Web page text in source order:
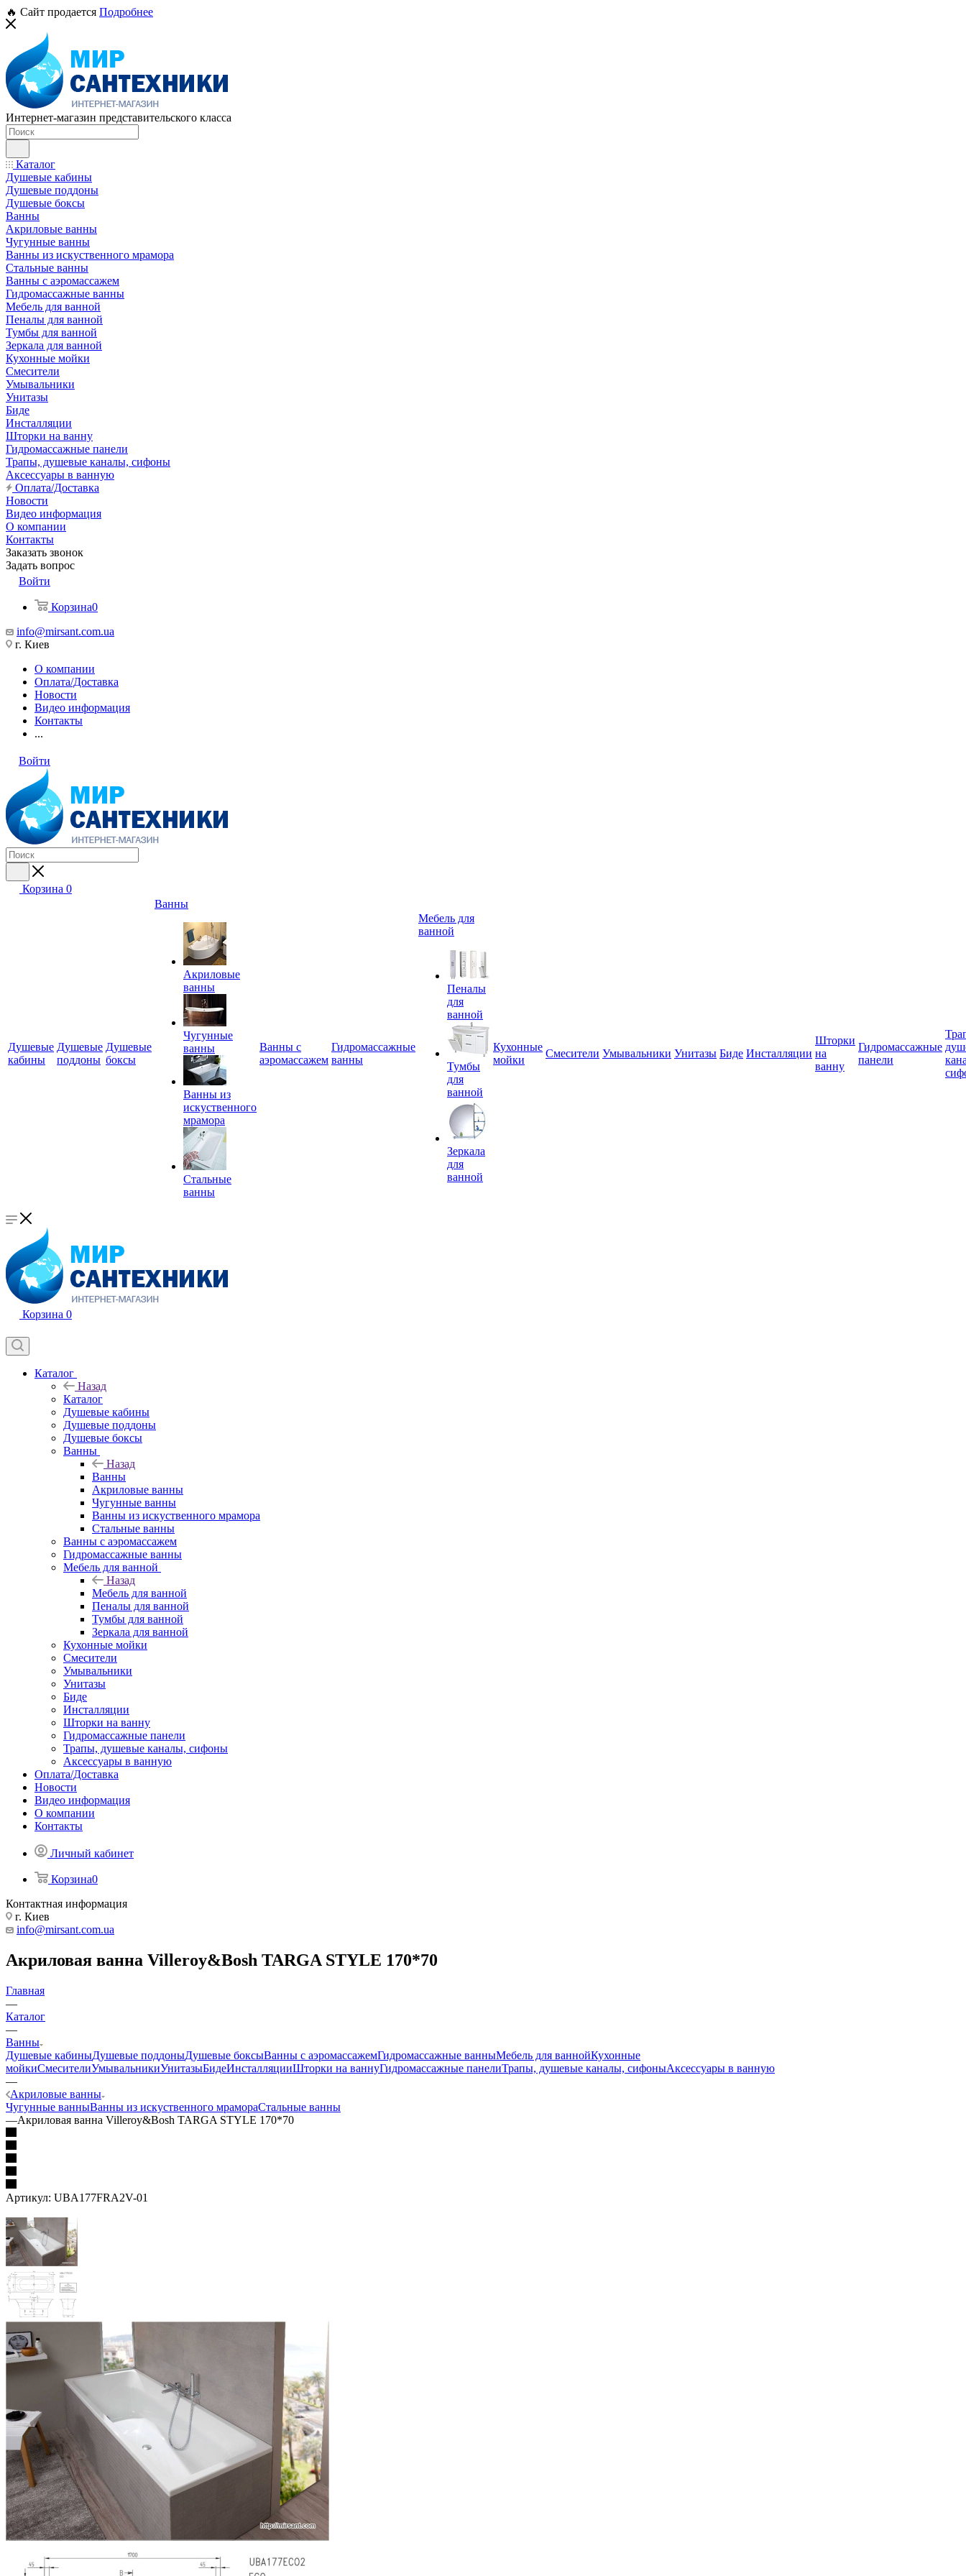
🔥 Сайт продается Подробнее
Интернет-магазин представительского класса
Каталог
Душевые кабины
Душевые поддоны
Душевые боксы
Ванны
Акриловые ванны
Чугунные ванны
Ванны из искуственного мрамора
Стальные ванны
Ванны с аэромассажем
Гидромассажные ванны
Мебель для ванной
Пеналы для ванной
Тумбы для ванной
Зеркала для ванной
Кухонные мойки
Смесители
Умывальники
Унитазы
Биде
Инсталляции
Шторки на ванну
Гидромассажные панели
Трапы, душевые каналы, сифоны
Аксессуары в ванную
Оплата/Доставка
Новости
Видео информация
О компании
Контакты
Заказать звонок
Задать вопрос
Войти
Корзина0
info@mirsant.com.ua
г. Киев
О компании
Оплата/Доставка
Новости
Видео информация
Контакты
...
Войти
Корзина 0
Душевые
кабины
Душевые
поддоны
Душевые
боксы
Ванны
Акриловые
ванны
Чугунные
ванны
Ванны из
искуственного
мрамора
Стальные
ванны
Ванны с
аэромассажем
Гидромассажные
ванны
Мебель для
ванной
Пеналы
для
ванной
Тумбы
для
ванной
Зеркала
для
ванной
Кухонные
мойки
Смесители Умывальники Унитазы Биде Инсталляции
Шторки
на
ванну
Гидромассажные
панели
Корзина 0
Каталог
Назад
Каталог
Душевые кабины
Душевые поддоны
Душевые боксы
Ванны
Назад
Ванны
Акриловые ванны
Чугунные ванны
Ванны из искуственного мрамора
Стальные ванны
Ванны с аэромассажем
Гидромассажные ванны
Мебель для ванной
Назад
Мебель для ванной
Пеналы для ванной
Тумбы для ванной
Зеркала для ванной
Кухонные мойки
Смесители
Умывальники
Унитазы
Биде
Инсталляции
Шторки на ванну
Гидромассажные панели
Трапы, душевые каналы, сифоны
Аксессуары в ванную
Оплата/Доставка
Новости
Видео информация
О компании
Контакты
Личный кабинет
Корзина0
Контактная информация
г. Киев
info@mirsant.com.ua
Акриловая ванна Villeroy&Bosh TARGA STYLE 170*70
Главная
—
Каталог
—
Ванны
Душевые кабиныДушевые поддоныДушевые боксыВанны с аэромассажемГидромассажные ванныМебель для ваннойКухонные
мойкиСмесителиУмывальникиУнитазыБидеИнсталляцииШторки на ваннуГидромассажные панелиТрапы, душевые каналы, сифоныАксессуары в ванную
—
Акриловые ванны
Чугунные ванныВанны из искуственного мрамораСтальные ванны
—Акриловая ванна Villeroy&Bosh TARGA STYLE 170*70
Артикул: UBA177FRA2V-01